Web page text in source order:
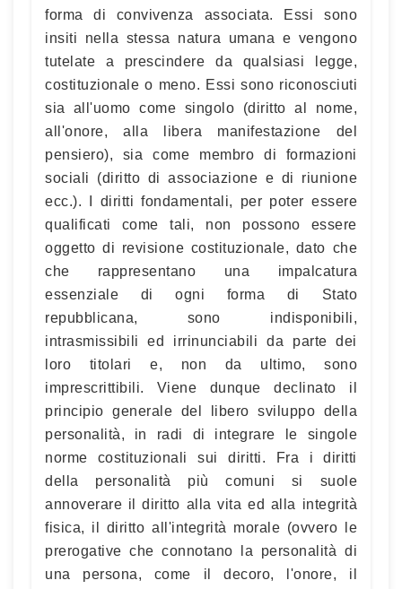
forma di convivenza associata. Essi sono
insiti nella stessa natura umana e vengono
tutelate a prescindere da qualsiasi legge,
costituzionale o meno. Essi sono riconosciuti
sia all'uomo come singolo (diritto al nome,
all'onore, alla libera manifestazione del
pensiero), sia come membro di formazioni
sociali (diritto di associazione e di riunione
ecc.). I diritti fondamentali, per poter essere
qualificati come tali, non possono essere
oggetto di revisione costituzionale, dato che
che rappresentano una impalcatura
essenziale di ogni forma di Stato
repubblicana, sono indisponibili,
intrasmissibili ed irrinunciabili da parte dei
loro titolari e, non da ultimo, sono
imprescrittibili. Viene dunque declinato il
principio generale del libero sviluppo della
personalità, in radi di integrare le singole
norme costituzionali sui diritti. Fra i diritti
della personalità più comuni si suole
annoverare il diritto alla vita ed alla integrità
fisica, il diritto all'integrità morale (ovvero le
prerogative che connotano la personalità di
una persona, come il decoro, l'onore, il